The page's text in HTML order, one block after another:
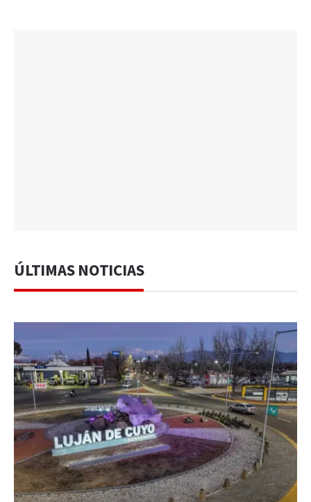
ÚLTIMAS NOTICIAS